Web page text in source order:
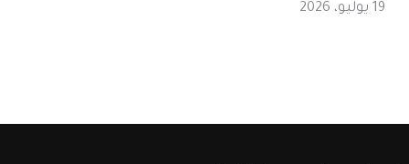
19 يوليو، 2026